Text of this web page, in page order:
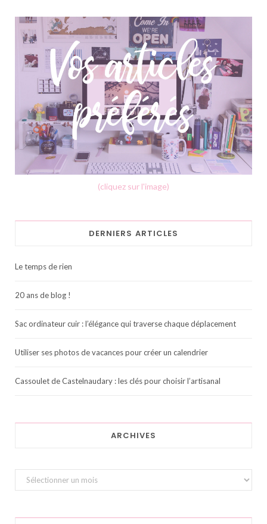
(cliquez sur l'image)
DERNIERS ARTICLES
Le temps de rien
20 ans de blog !
Sac ordinateur cuir : l’élégance qui traverse chaque déplacement
Utiliser ses photos de vacances pour créer un calendrier
Cassoulet de Castelnaudary : les clés pour choisir l’artisanal
ARCHIVES
Archives